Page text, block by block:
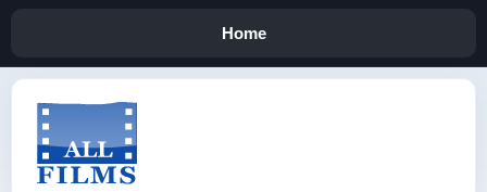
Home